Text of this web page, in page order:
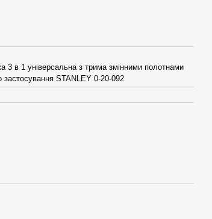
3 в 1 універсальна з трима змінними полотнами
застосування STANLEY 0-20-092